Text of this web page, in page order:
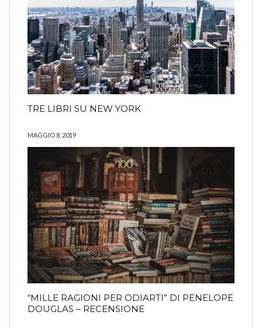
TRE LIBRI SU NEW YORK
MAGGIO 8, 2019
“MILLE RAGIONI PER ODIARTI” DI PENELOPE
DOUGLAS – RECENSIONE